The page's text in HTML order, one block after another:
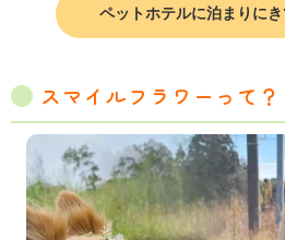
ペットホテルに泊まりに
スマイルフラワーって？